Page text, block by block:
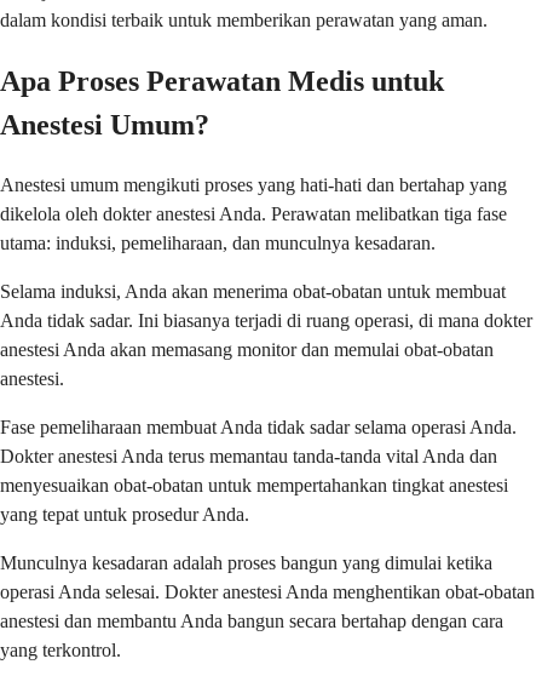
dalam kondisi terbaik untuk memberikan perawatan yang aman.
Apa Proses Perawatan Medis untuk
Anestesi Umum?
Anestesi umum mengikuti proses yang hati-hati dan bertahap yang
dikelola oleh dokter anestesi Anda. Perawatan melibatkan tiga fase
utama: induksi, pemeliharaan, dan munculnya kesadaran.
Selama induksi, Anda akan menerima obat-obatan untuk membuat
Anda tidak sadar. Ini biasanya terjadi di ruang operasi, di mana dokter
anestesi Anda akan memasang monitor dan memulai obat-obatan
anestesi.
Fase pemeliharaan membuat Anda tidak sadar selama operasi Anda.
Dokter anestesi Anda terus memantau tanda-tanda vital Anda dan
menyesuaikan obat-obatan untuk mempertahankan tingkat anestesi
yang tepat untuk prosedur Anda.
Munculnya kesadaran adalah proses bangun yang dimulai ketika
operasi Anda selesai. Dokter anestesi Anda menghentikan obat-obatan
anestesi dan membantu Anda bangun secara bertahap dengan cara
yang terkontrol.